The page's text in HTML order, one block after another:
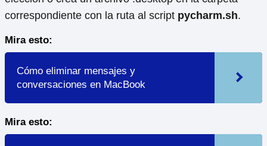
correspondiente con la ruta al script pycharm.sh.
Mira esto:
Cómo eliminar mensajes y
conversaciones en MacBook
Mira esto: